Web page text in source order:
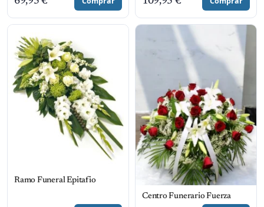
Ramo Funeral Epitafio
Centro Funerario Fuerza